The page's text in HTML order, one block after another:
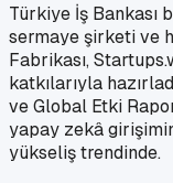
Türkiye İş Bankası
sermaye şirketi ve
Fabrikası,
katkılarıyla
ve Global Etki
yapay zekâ
yükseliş trendinde.